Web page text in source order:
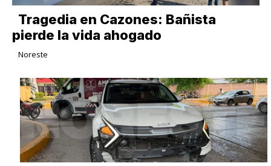
Tragedia en Cazones: Bañista
pierde la vida ahogado
Noreste